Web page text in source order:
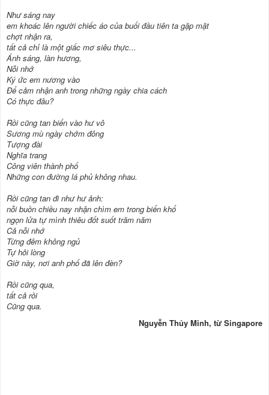
Như sáng nay
em khoác lên người chiếc áo của buổi đầu tiên ta gặp mặt
chợt nhận ra,
tất cả chỉ là một giấc mơ siêu thực...
Ánh sáng, làn hương,
Nỗi nhớ
Ký ức em nương vào
Để cảm nhận anh trong những ngày chia cách
Có thực đâu?
Rồi cũng tan biến vào hư vô
Sương mù ngày chớm đông
Tượng đài
Nghĩa trang
Công viên thành phố
Những con đường lá phủ không nhau.
Rồi cũng tan đi như hư ảnh:
nỗi buồn chiều nay nhận chìm em trong biển khổ
ngọn lửa tự mình thiêu đốt suốt trăm năm
Cả nỗi nhớ
Từng đêm không ngủ
Tự hỏi lòng
Giờ này, nơi anh phố đã lên đèn?
Rồi cũng qua,
tất cả rồi
Cũng qua.
Nguyễn Thủy Minh, từ Singapore